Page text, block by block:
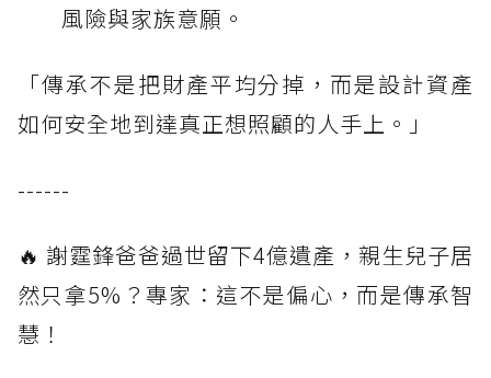
風險與家族意願。
「傳承不是把財產平均分掉，而是設計資產
如何安全地到達真正想照顧的人手上。」
------
🔥 謝霆鋒爸爸過世留下4億遺產，親生兒子居
然只拿5%？專家：這不是偏心，而是傳承智
慧！